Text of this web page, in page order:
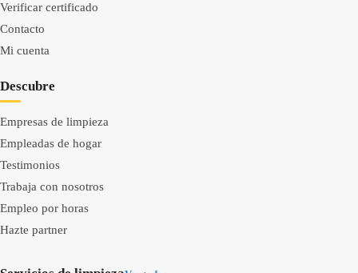
Verificar certificado
Contacto
Mi cuenta
Descubre
Empresas de limpieza
Empleadas de hogar
Testimonios
Trabaja con nosotros
Empleo por horas
Hazte partner